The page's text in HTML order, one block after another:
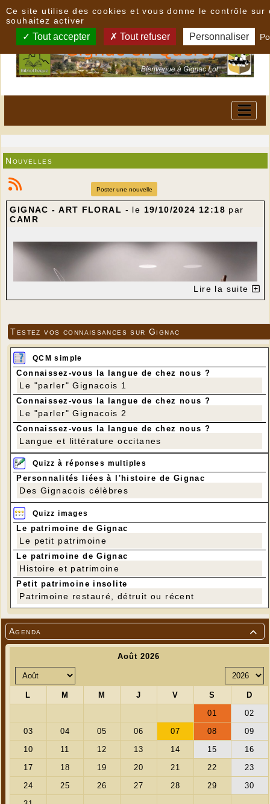

Agenda
Nouvelles
Poster une nouvelle
GIGNAC - ART FLORAL - le 19/10/2024 12:18 par
CAMR
Lire la suite
Testez vos connaissances sur Gignac
QCM simple
Connaissez-vous la langue de chez nous ?
Le "parler" Gignacois 1
Connaissez-vous la langue de chez nous ?
Le "parler" Gignacois 2
Connaissez-vous la langue de chez nous ?
Langue et littérature occitanes
Quizz à réponses multiples
Personnalités liées à l'histoire de Gignac
Des Gignacois célèbres
Quizz images
Le patrimoine de Gignac
Le petit patrimoine
Le patrimoine de Gignac
Histoire et patrimoine
Petit patrimoine insolite
Patrimoine restauré, détruit ou récent
Ce site utilise des cookies et vous donne le contrôle sur
souhaitez activer
Tout accepter Tout refuser Personnaliser